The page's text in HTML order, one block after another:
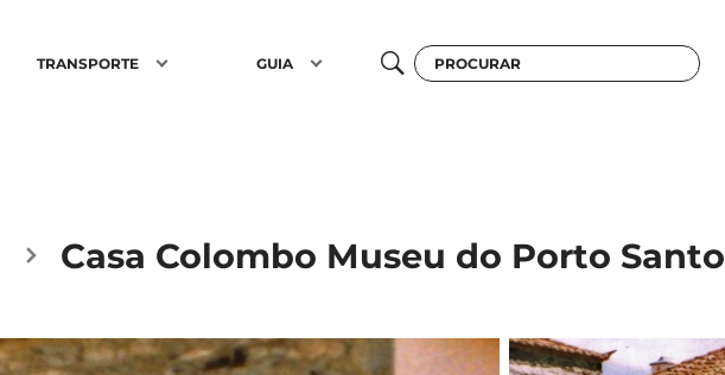
TRANSPORTE GUIA
Casa Colombo Museu do Porto Santo